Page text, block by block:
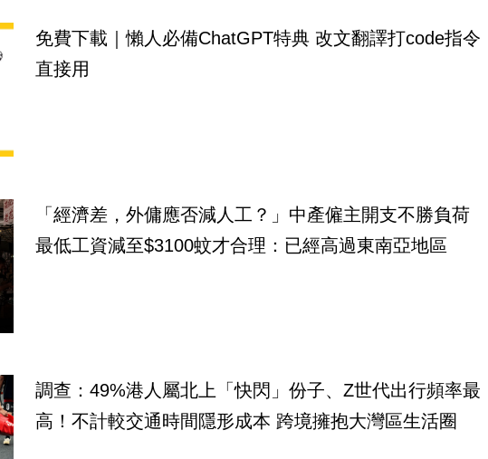
免費下載｜懶人必備ChatGPT特典 改文翻譯打code指令
直接用
「經濟差，外傭應否減人工？」中產僱主開支不勝負荷
最低工資減至$3100蚊才合理：已經高過東南亞地區
調查：49%港人屬北上「快閃」份子、Z世代出行頻率最
高！不計較交通時間隱形成本 跨境擁抱大灣區生活圈